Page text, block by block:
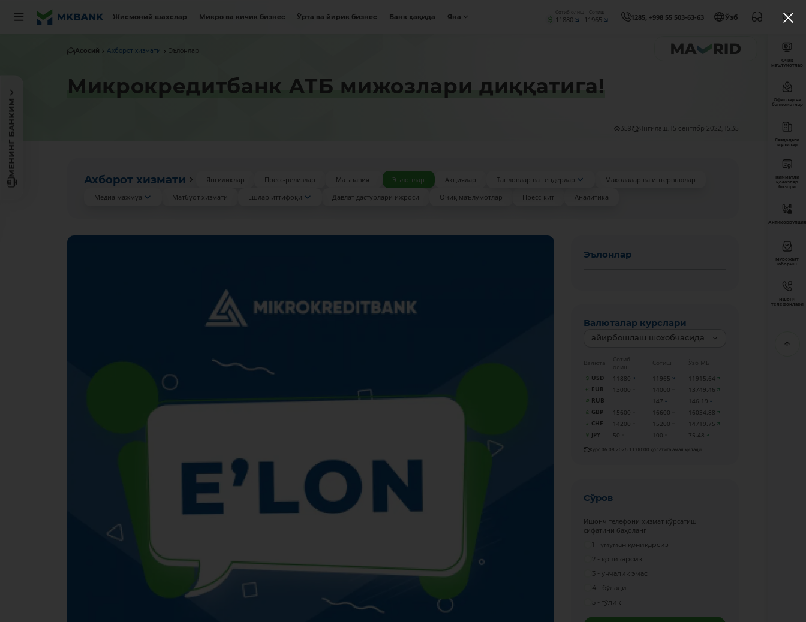
Жисмоний шахслар Микро ва кичик бизнес Ўрта ва йирик бизнес Банк ҳақида Яна
Сотиб олиш
11880
Сотиш
11965 1285, +998 55 503-63-63 Ўзб
МЕНИНГ БАНКИМ
Асосий Ахборот хизмати Эълонлар
Микрокредитбанк AТБ мижозлари диққатига!
359 Янгилаш: 15 сентябр 2022, 15:35
Ахборот хизмати Янгиликлар Пресс-релизлар Маънавият Эълонлар Акциялар Танловлар ва тендерлар
Мақолалар ва интервьюлар
Медиа мажмуа
Матбуот хизмати Ёшлар иттифоқи Давлат дастурлари ижроси Очиқ маълумотлар Пресс-кит Аналитика
Эълонлар
Валюталар курслари
айирбошлаш шохобчасида
Валюта
Сотиб
олиш
Сотиш
Ўзб МБ
USD
11880 11965
11915.64
EUR
13000 14000
13749.46
RUB
147
146.19
GBP
15600 16600
16034.88
CHF
14200 15200
14719.75
JPY
50 100 75.48
Курс 06.08.2026 11:00:00 ҳолатига амал қилади
Сўров
Ишонч телефони хизмат кўрсатиш
сифатини баҳоланг
1 - умуман қониқарсиз
2 - қониқарсиз
3 - унчалик эмас
4 - бўлади
5 - тўлиқ
Очиқ
маълумотлар
Офислар ва
банкоматлар
Савдодаги
мулклар
Қимматли
қоғозлар
бозори
Антикоррупция
Мурожаат
юбориш
Ишонч
телефонлари